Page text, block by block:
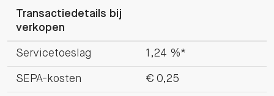
Transactiedetails bij
verkopen
Servicetoeslag 1,24 %*
SEPA-kosten € 0,25